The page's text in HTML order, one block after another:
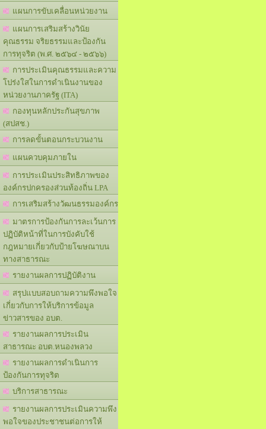
แผนการขับเคลื่อนหน่วยงาน
แผนการเสริมสร้างวินัย
คุณธรรม จริยธรรมและป้องกัน
การทุจริต (พ.ศ. ๒๕๖๔ - ๒๕๖๖)
การประเมินคุณธรรมและความ
โปร่งใสในการดำเนินงานของ
หน่วยงานภาครัฐ (ITA)
กองทุนหลักประกันสุขภาพ
(สปสช.)
การลดขั้นตอนกระบวนงาน
แผนควบคุมภายใน
การประเมินประสิทธิภาพของ
องค์กรปกครองส่วนท้องถิ่น LPA
การเสริมสร้างวัฒนธรรมองค์กร
มาตรการป้องกันการละเว้นการ
ปฏิบัติหน้าที่ในการบังคับใช้
กฎหมายเกี่ยวกับป้ายโฆษณาบน
ทางสาธารณะ
รายงานผลการปฏิบัติงาน
สรุปแบบสอบถามความพึงพอใจ
เกี่ยวกับการให้บริการข้อมูล
ข่าวสารของ อบต.
รายงานผลการประเมิน
สาธารณะ อบต.หนองพลวง
รายงานผลการดำเนินการ
ป้องกันการทุจริต
บริการสาธารณะ
รายงานผลการประเมินความพึง
พอใจของประชาชนต่อการให้